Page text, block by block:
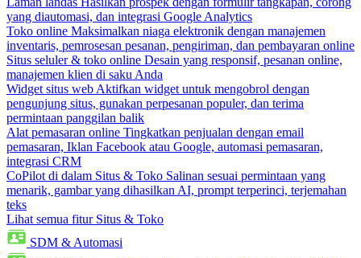
yang diautomasi, dan integrasi Google Analytics
Toko online Maksimalkan niaga elektronik dengan manajemen
inventaris, pemrosesan pesanan, pengiriman, dan pembayaran online
Situs seluler & toko online Desain yang responsif, pesanan online,
manajemen klien di saku Anda
Widget situs web Aktifkan widget untuk mengobrol dengan
pengunjung situs, gunakan perpesanan populer, dan terima
permintaan panggilan balik
Alat pemasaran online Tingkatkan penjualan dengan email
pemasaran, Iklan Facebook atau Google, automasi pemasaran,
integrasi CRM
CoPilot di dalam Situs & Toko Salinan sesuai permintaan yang
menarik, gambar yang dihasilkan AI, prompt terperinci, terjemahan
teks
Lihat semua fitur Situs & Toko
SDM & Automasi